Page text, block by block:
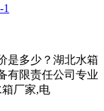
是多少？湖北水箱
有限责任公司专业
厂家,电